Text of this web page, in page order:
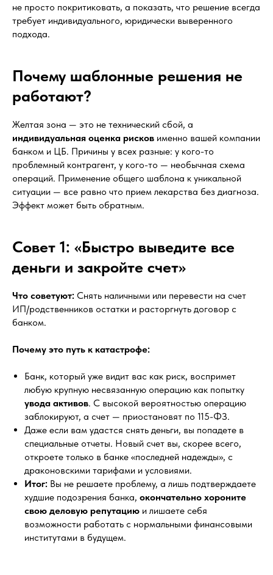
не просто покритиковать, а показать, что решение всегда
требует индивидуального, юридически выверенного
подхода.
Почему шаблонные решения не
работают?
Желтая зона — это не технический сбой, а
индивидуальная оценка рисков именно вашей компании
банком и ЦБ. Причины у всех разные: у кого-то
проблемный контрагент, у кого-то — необычная схема
операций. Применение общего шаблона к уникальной
ситуации — все равно что прием лекарства без диагноза.
Эффект может быть обратным.
Совет 1: «Быстро выведите все
деньги и закройте счет»
Что советуют: Снять наличными или перевести на счет
ИП/родственников остатки и расторгнуть договор с
банком.
Почему это путь к катастрофе:
Банк, который уже видит вас как риск, воспримет
любую крупную несвязанную операцию как попытку
увода активов. С высокой вероятностью операцию
заблокируют, а счет — приостановят по 115-ФЗ.
Даже если вам удастся снять деньги, вы попадете в
специальные отчеты. Новый счет вы, скорее всего,
откроете только в банке «последней надежды», с
драконовскими тарифами и условиями.
Итог: Вы не решаете проблему, а лишь подтверждаете
худшие подозрения банка, окончательно хороните
свою деловую репутацию и лишаете себя
возможности работать с нормальными финансовыми
институтами в будущем.